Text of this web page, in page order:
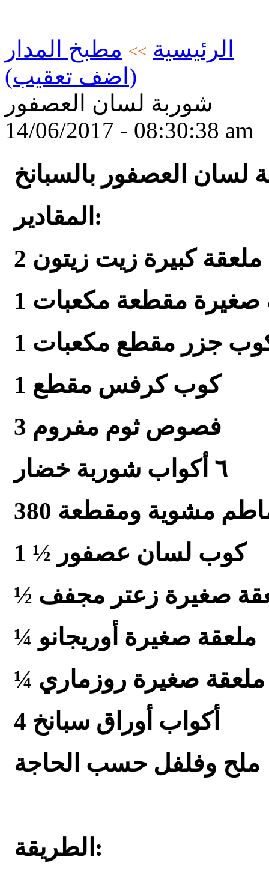
الرئيسية >> مطبخ المدار
(اضف تعقيب)
شوربة لسان العصفور
14/06/2017 - 08:30:38 am
لسان العصفور بالسبانخ
المقادير:
2 ملعقة كبيرة زيت زيتون
صغيرة مقطعة مكعبات
كوب جزر مقطع مكعبات
1 كوب كرفس مقطع
3 فصوص ثوم مفروم
٦ أكواب شوربة خضار
مشوية ومقطعة
1 ½ كوب لسان عصفور
صغيرة زعتر مجفف
¼ ملعقة صغيرة أوريجانو
¼ ملعقة صغيرة روزماري
4 أكواب أوراق سبانخ
ملح وفلفل حسب الحاجة
الطريقة: